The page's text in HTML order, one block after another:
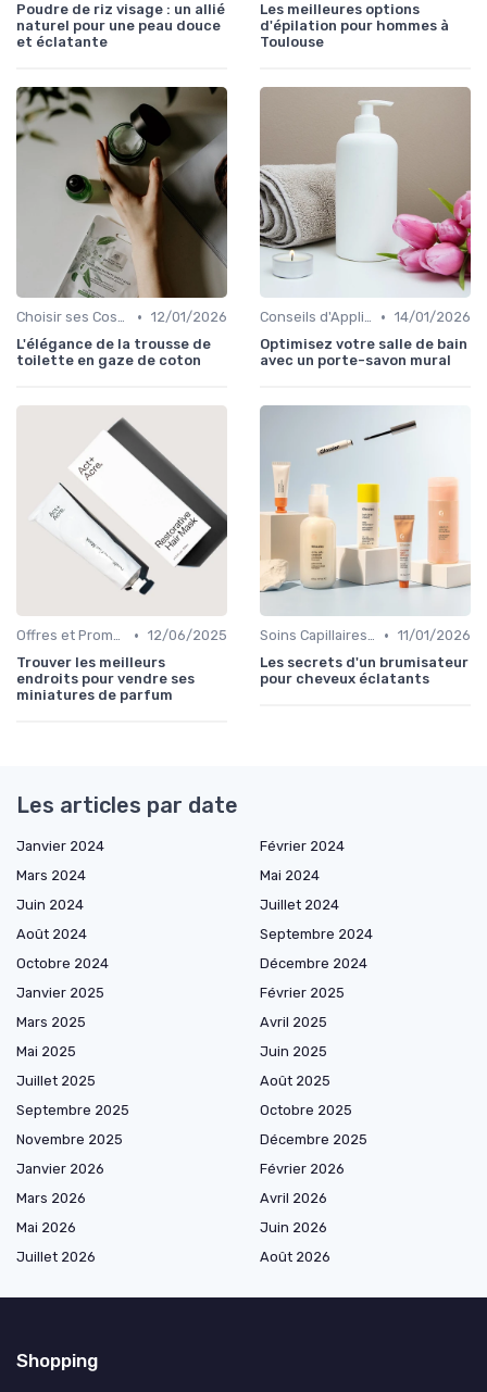
Poudre de riz visage : un allié
naturel pour une peau douce
et éclatante
Les meilleures options
d'épilation pour hommes à
Toulouse
Choisir ses Cosmétiques Bio • 12/01/2026
L'élégance de la trousse de
toilette en gaze de coton
Conseils d'Application • 14/01/2026
Optimisez votre salle de bain
avec un porte-savon mural
Offres et Promotions • 12/06/2025
Trouver les meilleurs
endroits pour vendre ses
miniatures de parfum
Soins Capillaires Bio • 11/01/2026
Les secrets d'un brumisateur
pour cheveux éclatants
Les articles par date
Janvier 2024
Février 2024
Mars 2024
Mai 2024
Juin 2024
Juillet 2024
Août 2024
Septembre 2024
Octobre 2024
Décembre 2024
Janvier 2025
Février 2025
Mars 2025
Avril 2025
Mai 2025
Juin 2025
Juillet 2025
Août 2025
Septembre 2025
Octobre 2025
Novembre 2025
Décembre 2025
Janvier 2026
Février 2026
Mars 2026
Avril 2026
Mai 2026
Juin 2026
Juillet 2026
Août 2026
Shopping